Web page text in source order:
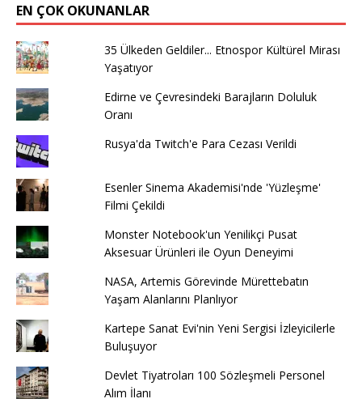
EN ÇOK OKUNANLAR
35 Ülkeden Geldiler... Etnospor Kültürel Mirası
Yaşatıyor
Edirne ve Çevresindeki Barajların Doluluk
Oranı
Rusya'da Twitch'e Para Cezası Verildi
Esenler Sinema Akademisi'nde 'Yüzleşme'
Filmi Çekildi
Monster Notebook'un Yenilikçi Pusat
Aksesuar Ürünleri ile Oyun Deneyimi
NASA, Artemis Görevinde Mürettebatın
Yaşam Alanlarını Planlıyor
Kartepe Sanat Evi'nin Yeni Sergisi İzleyicilerle
Buluşuyor
Devlet Tiyatroları 100 Sözleşmeli Personel
Alım İlanı